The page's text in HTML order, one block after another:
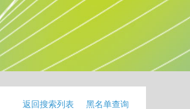
返回搜索列表 黑名单查询